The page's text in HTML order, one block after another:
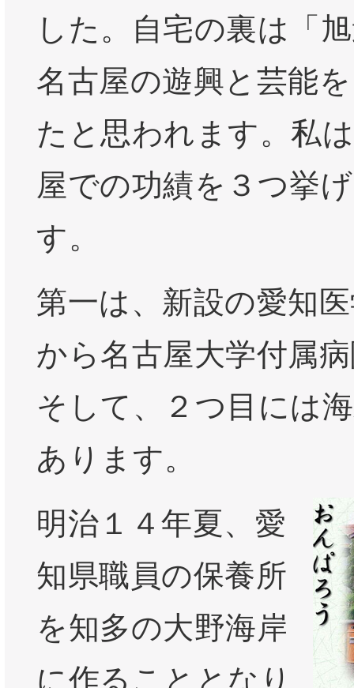
した。自宅の裏は「
名古屋の遊興と芸能
たと思われます。私
屋での功績を３つ挙
す。
第一は、新設の愛知
から名古屋大学付属
そして、２つ目には
あります。
明治１４年夏、愛
知県職員の保養所
を知多の大野海岸
に作ることとなり